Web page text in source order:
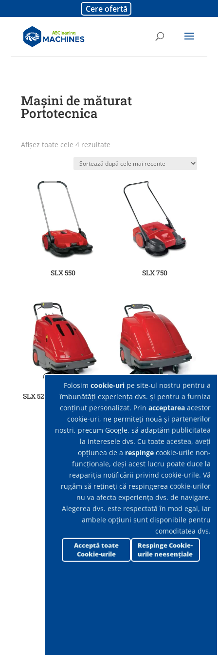
Cere ofertă
Mașini de spălat-uscat pardoseli
Portotecnica
Mașini de măturat Portotecnica
Echipamente aspirare la înălțime
Mașini de măturat
Portotecnica
Afișez toate cele 4 rezultateSortat
cele
recente
SLX 550 SLX 750
SLX 520 Baterie / Benzina SLX 720 Baterie / Benzina
Folosimcookie-uri pe site-ul nostru pentru a
îmbunătăți experiența dvs. și pentru a furniza
conținut personalizat. Prinacceptarea acestor
cookie-uri, ne permiteți nouă și partenerilor
noștri, precum Google, să adaptăm publicitatea
la interesele dvs. Cu toate acestea, aveți
opțiunea de a respinge cookie-urile non-
funcționale, deși acest lucru poate duce la
reapariția notificării privind cookie-urile. Vă
rugăm să rețineți că respingerea cookie-urilor
nu va afecta experiența dvs. de navigare.
Alegerea dvs. este respectată în mod egal, iar
ambele opțiuni sunt disponibile pentru
comoditatea dvs.
Acceptă toate
Cookie-urile
Respinge Cookie-
urile neesențiale